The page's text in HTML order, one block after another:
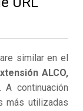
similar en el
ALCO,
continuación
más utilizadas